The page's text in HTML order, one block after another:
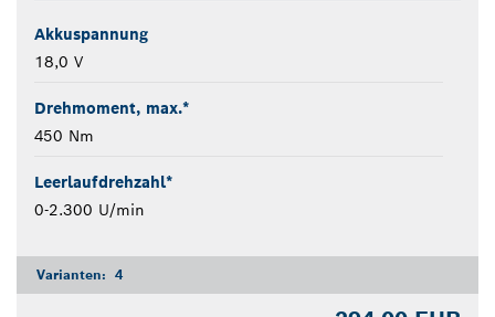
Akkuspannung
18,0 V
Drehmoment, max.*
450 Nm
Leerlaufdrehzahl*
0-2.300 U/min
Varianten: 4